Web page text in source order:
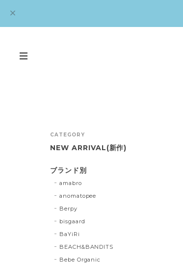
CATEGORY
NEW ARRIVAL(新作)
ブランド別
amabro
anomatopee
Berpy
bisgaard
BaYiRi
BEACH&BANDITS
Bebe Organic